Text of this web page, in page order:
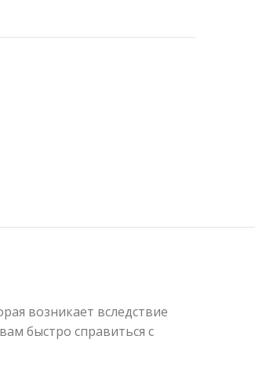
возникает вследствие
быстро справиться с